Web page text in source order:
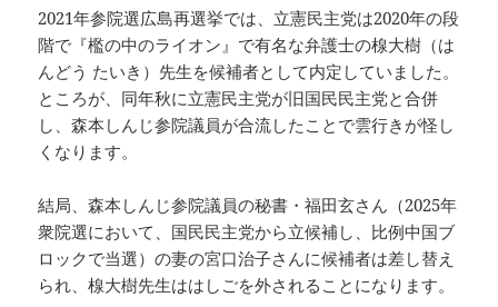
2021年参院選広島再選挙では、立憲民主党は2020年の段
階で『檻の中のライオン』で有名な弁護士の楾大樹（は
んどう たいき）先生を候補者として内定していました。
ところが、同年秋に立憲民主党が旧国民民主党と合併
し、森本しんじ参院議員が合流したことで雲行きが怪し
くなります。
結局、森本しんじ参院議員の秘書・福田玄さん（2025年
衆院選において、国民民主党から立候補し、比例中国ブ
ロックで当選）の妻の宮口治子さんに候補者は差し替え
られ、楾大樹先生ははしごを外されることになります。